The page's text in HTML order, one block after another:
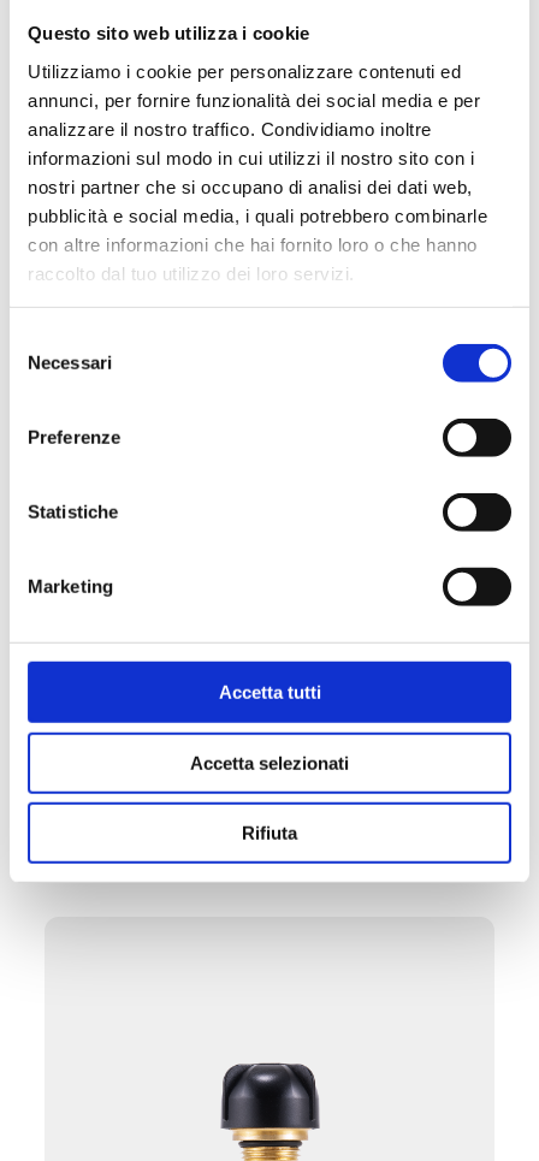
Questo sito web utilizza i cookie
Utilizziamo i cookie per personalizzare contenuti ed
annunci, per fornire funzionalità dei social media e per
analizzare il nostro traffico. Condividiamo inoltre
informazioni sul modo in cui utilizzi il nostro sito con i
nostri partner che si occupano di analisi dei dati web,
pubblicità e social media, i quali potrebbero combinarle
con altre informazioni che hai fornito loro o che hanno
raccolto dal tuo utilizzo dei loro servizi.
delNecessari
Preferenze
Statistiche
Marketing
Accetta tutti
Accetta selezionati
Rifiuta
Макс. рабочая температура
Максимальное рабочее давление: 10 бар
Перейти к изделию
Макс. рабочая температура: 70 °C.
Перейти к изделию